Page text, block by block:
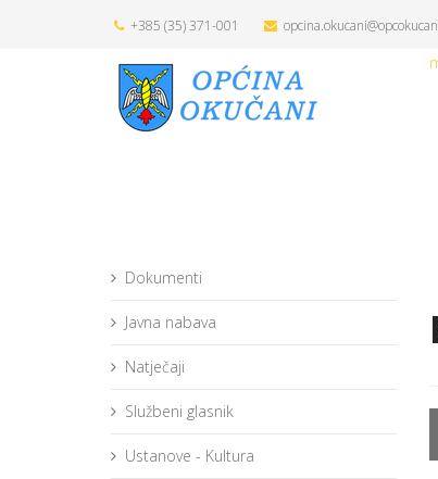
+385 (35) 371-001
Dokumenti
Javna nabava
Natječaji
Službeni glasnik
Ustanove - Kultura